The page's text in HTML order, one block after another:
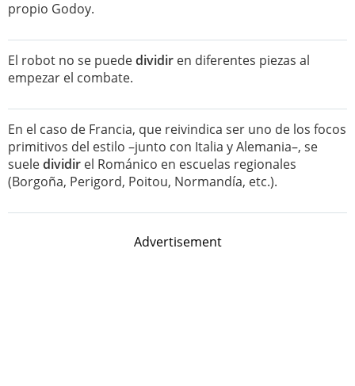
propio Godoy.
El robot no se puededividir en diferentes piezas al
empezar el combate.
En el caso de Francia, que reivindica ser uno de los focos
primitivos del estilo –junto con Italia y Alemania–, se
sueledividir el Románico en escuelas regionales
(Borgoña, Perigord, Poitou, Normandía, etc.).
Advertisement